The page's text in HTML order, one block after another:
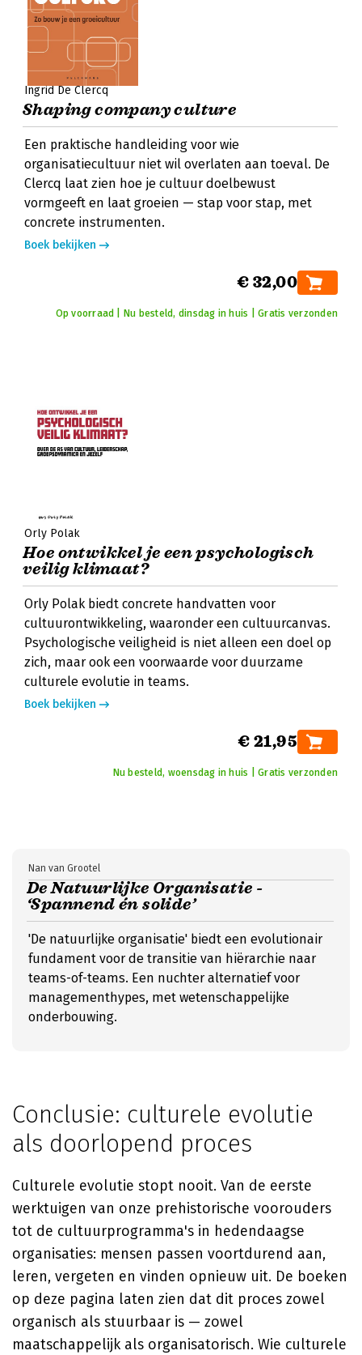
Ingrid De Clercq
Shaping company culture
Een praktische handleiding voor wie
organisatiecultuur niet wil overlaten aan toeval. De
Clercq laat zien hoe je cultuur doelbewust
vormgeeft en laat groeien — stap voor stap, met
concrete instrumenten.
Boek bekijken
€ 32,00
Op voorraad | Nu besteld, dinsdag in huis | Gratis verzonden
Orly Polak
Hoe ontwikkel je een psychologisch
veilig klimaat?
Orly Polak biedt concrete handvatten voor
cultuurontwikkeling, waaronder een cultuurcanvas.
Psychologische veiligheid is niet alleen een doel op
zich, maar ook een voorwaarde voor duurzame
culturele evolutie in teams.
Boek bekijken
€ 21,95
Nu besteld, woensdag in huis | Gratis verzonden
De Natuurlijke Organisatie -
‘Spannend én solide’
Nan van Grootel
'De natuurlijke organisatie' biedt een evolutionair
fundament voor de transitie van hiërarchie naar
teams-of-teams. Een nuchter alternatief voor
managementhypes, met wetenschappelijke
onderbouwing.
Conclusie: culturele evolutie
als doorlopend proces
Culturele evolutie stopt nooit. Van de eerste
werktuigen van onze prehistorische voorouders
tot de cultuurprogramma's in hedendaagse
organisaties: mensen passen voortdurend aan,
leren, vergeten en vinden opnieuw uit. De boeken
op deze pagina laten zien dat dit proces zowel
organisch als stuurbaar is — zowel
maatschappelijk als organisatorisch. Wie culturele